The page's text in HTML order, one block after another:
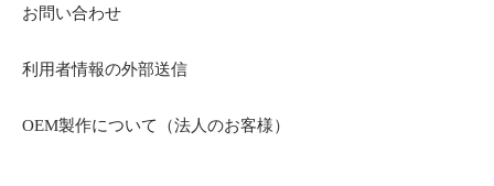
お問い合わせ
利用者情報の外部送信
OEM製作について（法人のお客様）